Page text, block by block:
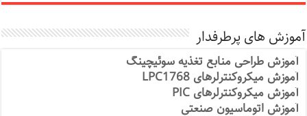
آموزش های پرطرفدار
آموزش طراحی منابع تغذیه سوئیچینگ
آموزش میکروکنترلرهای LPC1768
آموزش میکروکنترلرهای PIC
آموزش اتوماسیون صنعتی